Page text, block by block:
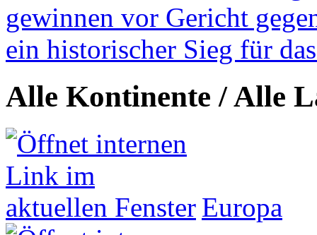
gewinnen vor Gericht
ein historischer Sieg für
Alle Kontinente / Alle
Europa